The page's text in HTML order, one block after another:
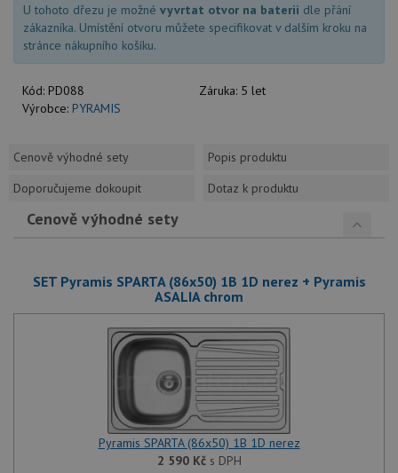
U tohoto dřezu je možné vyvrtat otvor na baterii dle přání
zákazníka. Umístění otvoru můžete specifikovat v dalším kroku na
stránce nákupního košíku.
Kód: PD088 Záruka: 5 let
Výrobce: PYRAMIS
Cenově výhodné sety
Popis produktu
Doporučujeme dokoupit
Dotaz k produktu
Cenově výhodné sety
SET Pyramis SPARTA (86x50) 1B 1D nerez + Pyramis
ASALIA chrom
Pyramis SPARTA (86x50) 1B 1D nerez
2 590 Kčs DPH